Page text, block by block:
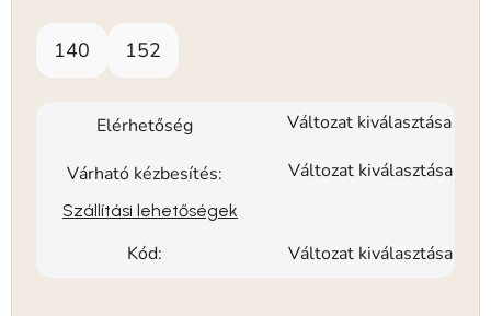
140 152
Elérhetőség Változat kiválasztása
Várható kézbesítés: Változat kiválasztása
Szállítási lehetőségek
Kód: Változat kiválasztása